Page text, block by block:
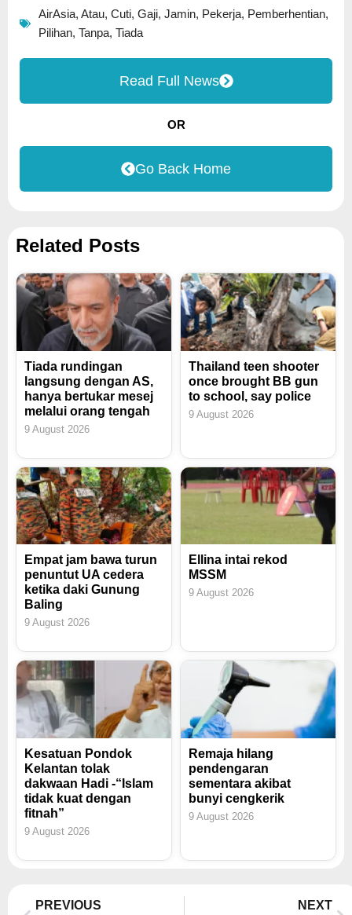
AirAsia, Atau, Cuti, Gaji, Jamin, Pekerja, Pemberhentian,
Pilihan, Tanpa, Tiada
Read Full News
OR
Go Back Home
Related Posts
Tiada rundingan
langsung dengan AS,
hanya bertukar mesej
melalui orang tengah
9 August 2026
Thailand teen shooter
once brought BB gun
to school, say police
9 August 2026
Empat jam bawa turun
penuntut UA cedera
ketika daki Gunung
Baling
9 August 2026
Ellina intai rekod
MSSM
9 August 2026
Kesatuan Pondok
Kelantan tolak
dakwaan Hadi -“Islam
tidak kuat dengan
fitnah”
9 August 2026
Remaja hilang
pendengaran
sementara akibat
bunyi cengkerik
9 August 2026
Prev
PREVIOUS NEXT